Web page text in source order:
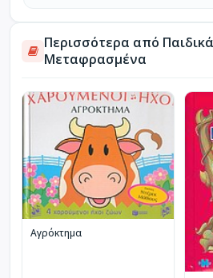
Περισσότερα από
Μεταφρασμένα
Αγρόκτημα